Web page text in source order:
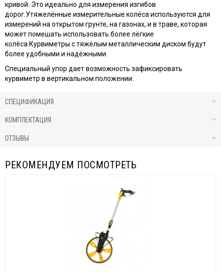
кривой. Это идеально для измерения изгибов
дорог.Утяжелённые измерительные колёса используются для
измерений на открытом грунте, на газонах, и в траве, которая
может помешать использовать более лёгкие
колёса.Курвиметры с тяжёлым металлическим диском будут
более удобными и надёжными.
Специальный упор дает возможность зафиксировать
курвиметр в вертикальном положении.
СПЕЦИФИКАЦИЯ
КОМПЛЕКТАЦИЯ
ОТЗЫВЫ
РЕКОМЕНДУЕМ ПОСМОТРЕТЬ